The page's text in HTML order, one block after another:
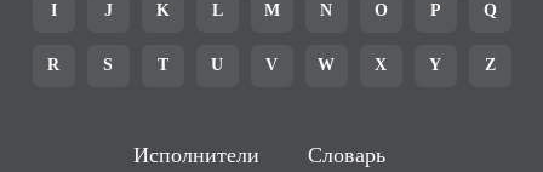
I J K L M N O P Q
R S T U V W X Y Z
Исполнители Словарь